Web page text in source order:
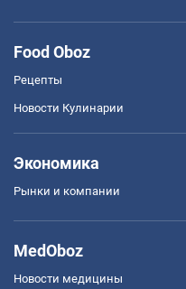
Food Oboz
Рецепты
Новости Кулинарии
Экономика
Рынки и компании
MedOboz
Новости медицины